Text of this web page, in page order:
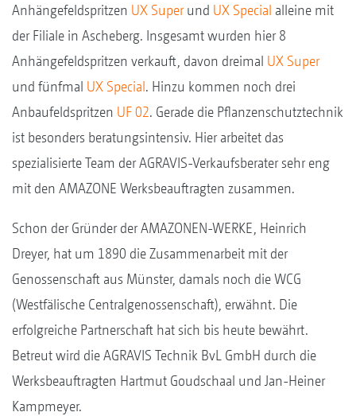
Anhängefeldspritzen UX Superund UX Special alleine mit
der Filiale in Ascheberg. Insgesamt wurden hier 8
Anhängefeldspritzen verkauft, davon dreimal UX Super
und fünfmal UX Special. Hinzu kommen noch drei
Anbaufeldspritzen UF 02. Gerade die Pflanzenschutztechnik
ist besonders beratungsintensiv. Hier arbeitet das
spezialisierte Team der AGRAVIS-Verkaufsberater sehr eng
mit den AMAZONE Werksbeauftragten zusammen.
Schon der Gründer der AMAZONEN-WERKE, Heinrich
Dreyer, hat um 1890 die Zusammenarbeit mit der
Genossenschaft aus Münster, damals noch die WCG
(Westfälische Centralgenossenschaft), erwähnt. Die
erfolgreiche Partnerschaft hat sich bis heute bewährt.
Betreut wird die AGRAVIS Technik BvL GmbH durch die
Werksbeauftragten Hartmut Goudschaal und Jan-Heiner
Kampmeyer.